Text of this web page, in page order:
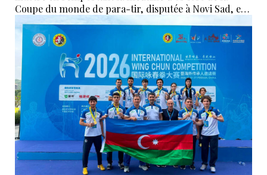
Coupe du monde de para-tir, disputée à Novi Sad, en
Serbie.